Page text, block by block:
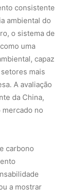
consistente
ambiental do
o sistema de
uma
capaz
mais
A avaliação
da China,
no
carbono
a mostrar